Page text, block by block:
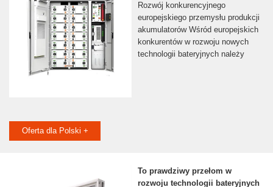
Rozwój konkurencyjnego
europejskiego przemysłu produkcji
akumulatorów Wśród europejskich
konkurentów w rozwoju nowych
technologii bateryjnych należy
Oferta dla Polski +
To prawdziwy przełom w
rozwoju technologii bateryjnych